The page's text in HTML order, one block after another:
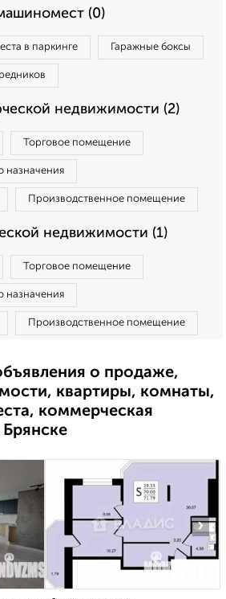
(0)
в паркинге Гаражные боксы
недвижимости (2)
Торговое помещение
назначения
Производственное помещение
недвижимости (1)
Торговое помещение
назначения
Производственное помещение
о продаже,
квартиры, комнаты,
коммерческая
›